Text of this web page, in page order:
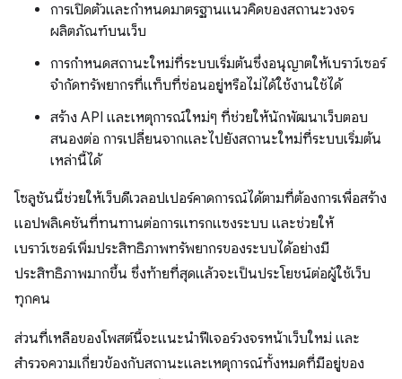
การเปิดตัวและกำหนดมาตรฐานแนวคิดของสถานะวงจร
ผลิตภัณฑ์บนเว็บ
การกำหนดสถานะใหม่ที่ระบบเริ่มต้นซึ่งอนุญาตให้เบราว์เซอร์
จำกัดทรัพยากรที่แท็บที่ซ่อนอยู่หรือไม่ได้ใช้งานใช้ได้
สร้าง API และเหตุการณ์ใหม่ๆ ที่ช่วยให้นักพัฒนาเว็บตอบ
สนองต่อ การเปลี่ยนจากและไปยังสถานะใหม่ที่ระบบเริ่มต้น
เหล่านี้ได้
โซลูชันนี้ช่วยให้เว็บดีเวลอปเปอร์คาดการณ์ได้ตามที่ต้องการเพื่อสร้าง
แอปพลิเคชันที่ทนทานต่อการแทรกแซงระบบ และช่วยให้
เบราว์เซอร์เพิ่มประสิทธิภาพทรัพยากรของระบบได้อย่างมี
ประสิทธิภาพมากขึ้น ซึ่งท้ายที่สุดแล้วจะเป็นประโยชน์ต่อผู้ใช้เว็บ
ทุกคน
ส่วนที่เหลือของโพสต์นี้จะแนะนำฟีเจอร์วงจรหน้าเว็บใหม่ และ
สำรวจความเกี่ยวข้องกับสถานะและเหตุการณ์ทั้งหมดที่มีอยู่ของ